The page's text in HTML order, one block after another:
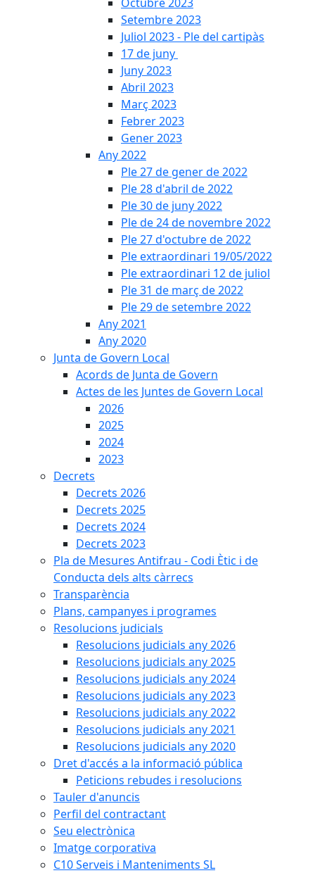
Setembre 2023
Juliol 2023 - Ple del cartipàs
17 de juny
Juny 2023
Abril 2023
Març 2023
Febrer 2023
Gener 2023
Any 2022
Ple 27 de gener de 2022
Ple 28 d'abril de 2022
Ple 30 de juny 2022
Ple de 24 de novembre 2022
Ple 27 d'octubre de 2022
Ple extraordinari 19/05/2022
Ple extraordinari 12 de juliol
Ple 31 de març de 2022
Ple 29 de setembre 2022
Any 2021
Any 2020
Junta de Govern Local
Acords de Junta de Govern
Actes de les Juntes de Govern Local
2026
2025
2024
2023
Decrets
Decrets 2026
Decrets 2025
Decrets 2024
Decrets 2023
Pla de Mesures Antifrau - Codi Ètic i de
Conducta dels alts càrrecs
Transparència
Plans, campanyes i programes
Resolucions judicials
Resolucions judicials any 2026
Resolucions judicials any 2025
Resolucions judicials any 2024
Resolucions judicials any 2023
Resolucions judicials any 2022
Resolucions judicials any 2021
Resolucions judicials any 2020
Dret d'accés a la informació pública
Peticions rebudes i resolucions
Tauler d'anuncis
Perfil del contractant
Seu electrònica
Imatge corporativa
C10 Serveis i Manteniments SL